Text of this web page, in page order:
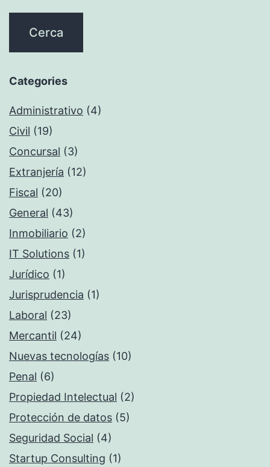
Categories
Administrativo (4)
Civil (19)
Concursal (3)
Extranjería (12)
Fiscal (20)
General (43)
Inmobiliario (2)
IT Solutions (1)
Jurídico (1)
Jurisprudencia (1)
Laboral (23)
Mercantil (24)
Nuevas tecnologías (10)
Penal (6)
Propiedad Intelectual (2)
Protección de datos (5)
Seguridad Social (4)
Startup Consulting (1)